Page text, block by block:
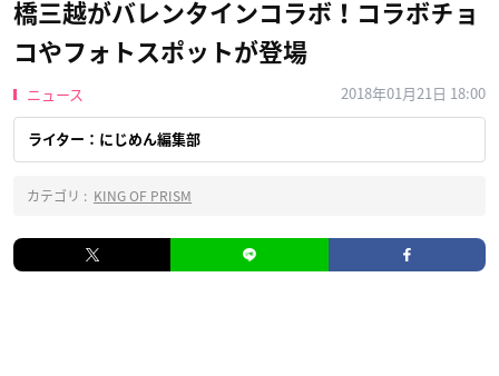
橋三越がバレンタインコラボ！コラボチョ
コやフォトスポットが登場
ニュース 2018年01月21日 18:00
ライター：にじめん編集部
カテゴリ : KING OF PRISM